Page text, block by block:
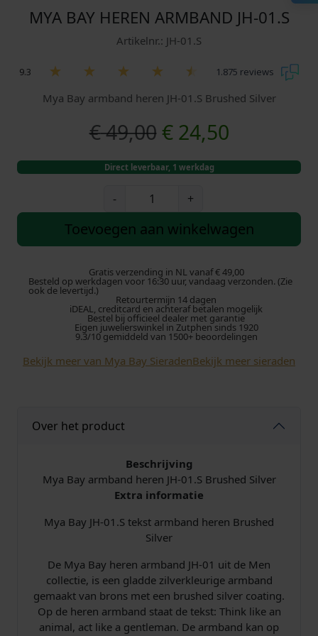
MYA BAY HEREN ARMBAND JH-01.S
Artikelnr.: JH-01.S
9.3 1.875 reviews
Mya Bay armband heren JH-01.S Brushed Silver
€49,00 O
o
s
p
r
o
n
k
i
j
k
e
p
r
€24,50H
u
d
i
g
e
p
r
i
s
€
Direct leverbaar, 1 werkdag
-
a
y
H
r
e
A
a
0
S
a
a
n
t
+
Toevoegen aan winkelwagen
Gratis verzending in NL vanaf € 49,00
Besteld op werkdagen voor 16:30 uur, vandaag verzonden. (Zie
ook de levertijd.)
Retourtermijn 14 dagen
iDEAL, creditcard en achteraf betalen mogelijk
Bestel bij officieel dealer met garantie
Eigen juwelierswinkel in Zutphen sinds 1920
9.3/10 gemiddeld van 1500+ beoordelingen
Bekijk meer van Mya Bay SieradenBekijk meer sieraden
Over het product
Beschrijving
Mya Bay armband heren JH-01.S Brushed Silver
Extra informatie
Mya Bay JH-01.S tekst armband heren Brushed
Silver
De Mya Bay heren armband JH-01 uit de Men
collectie, is een gladde zilverkleurige armband
gemaakt van brons met een brushed silver coating.
Op de heren armband staat de tekst: Think like an
animal, act like a gentleman. De armband kan op